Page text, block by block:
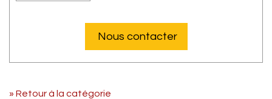
Nous contacter
» Retour à la catégorie